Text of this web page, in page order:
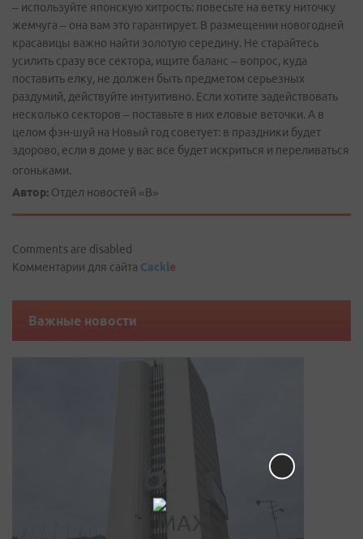
– используйте японскую хитрость: повесьте на ветку ниточку
жемчуга – она вам это гарантирует. В размещении новогодней
красавицы важно найти золотую середину. Не старайтесь
усилить сразу все сектора, ищите баланс – вопрос, куда
поставить елку, не должен быть предметом серьезных
раздумий, действуйте интуитивно. Если хотите задействовать
несколько секторов – поставьте в них еловые веточки. А в
целом фэн-­шуй на Новый год советует: в праздники будет
здорово, если в доме у вас все будет искриться и переливаться
огоньками.
Автор: Отдел новостей «В»
Comments are disabled
Комментарии для сайта Cackle
Важные новости